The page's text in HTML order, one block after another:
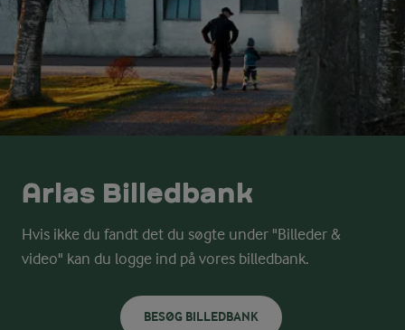
Arlas Billedbank
Hvis ikke du fandt det du søgte under "Billeder &
video" kan du logge ind på vores billedbank.
BESØG BILLEDBANK